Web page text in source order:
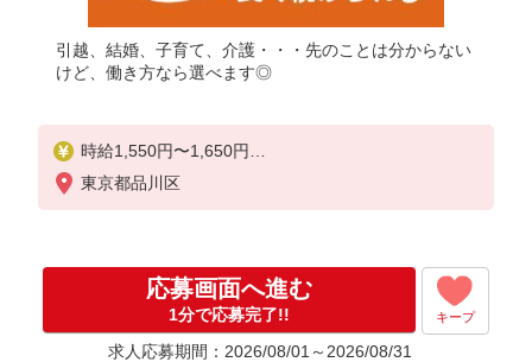
引越、結婚、子育て、介護・・・先のことは分からない
けど、働き方なら選べます◎
時給1,550円〜1,650円
◆無資格・経験者：時給1,550円〜
◆介護福祉士・経験者：時給1,650円〜
※経験者は3ヶ月以上
※給与幅は経験・能力による
東京都品川区
応募画面へ進む
1分で応募完了!! キープ
求人応募期間：2026/08/01～2026/08/31